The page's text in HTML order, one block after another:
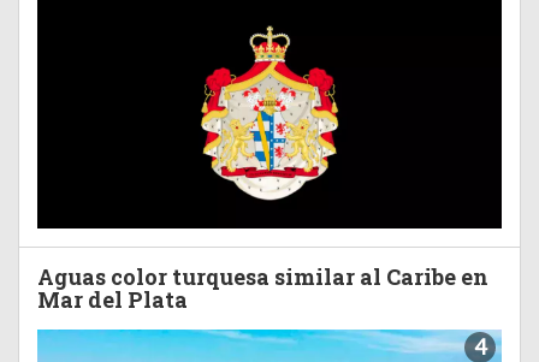
Aguas color turquesa similar al Caribe en
Mar del Plata
4